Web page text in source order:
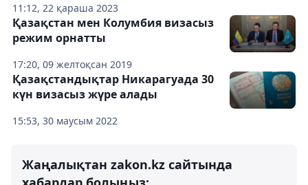
11:12, 22 қараша 2023
17:20, 09 желтоқсан 2019
Қазақстан мен Колумбия визасыз
режим орнатты
15:53, 30 маусым 2022
Қазақстандықтар Никарагуада 30
күн визасыз жүре алады
Жаңалықтан zakon.kz сайтында